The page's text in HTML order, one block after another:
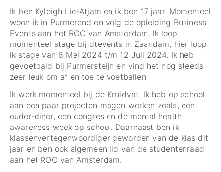
Ik ben Kyleigh Lie-Atjam en ik ben 17 jaar. Momenteel
woon ik in Purmerend en volg de opleiding Business
Events aan het ROC van Amsterdam. Ik loop
momenteel stage bij dtevents in Zaandam, hier loop
ik stage van 6 Mei 2024 t/m 12 Juli 2024. Ik heb
gevoetbald bij Purmersteijn en vind het nog steeds
zeer leuk om af en toe te voetballen
Ik werk momenteel bij de Kruidvat. Ik heb op school
aan een paar projecten mogen werken zoals, een
ouder-diner, een congres en de mental health
awareness week op school. Daarnaast ben ik
klassenvertegenwoordiger geworden van de klas dit
jaar en ben ook algemeen lid van de studentenraad
aan het ROC van Amsterdam.